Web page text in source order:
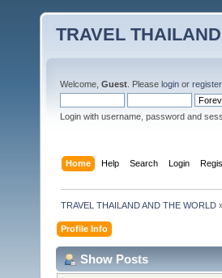
TRAVEL
Welcome, Guest . Please login or register.
Login with username, password and
Home Help Search Login
TRAVEL THAILAND AND THE WORLD
Profile Info
Show Posts